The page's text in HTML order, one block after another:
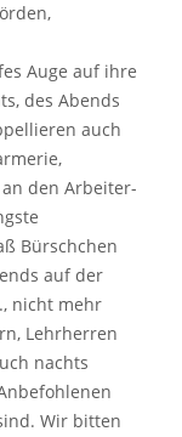
Auge auf ihre
des Abends
auch
den Arbeiter-
Bürschchen
auf der
nicht mehr
Lehrherren
nachts
Wir bitten